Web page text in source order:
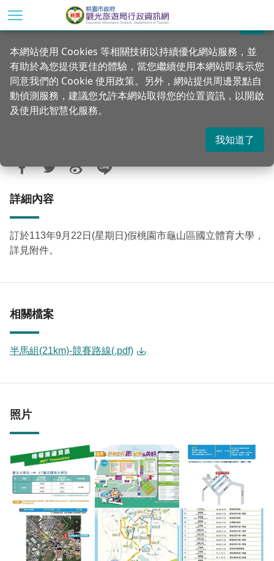
到
首頁 行政公告 新訊轉知
轉知財政部舉辦「財政部113年統一發票盃
路跑活動」
534
詳細內容
訂於113年9月22日(星期日)假桃園市龜山區國立體育大學，
詳見附件。
相關檔案
半馬組(21km)-競賽路線(.pdf)
照片
關閉
本網站使用 Cookies 等相關技術以持續優化網站服務，並
有助於為您提供更佳的體驗，當您繼續使用本網站即表示您
同意我們的 Cookie 使用政策。另外，網站提供周邊景點自
動偵測服務，建議您允許本網站取得您的位置資訊，以開啟
及使用此智慧化服務。
我知道了